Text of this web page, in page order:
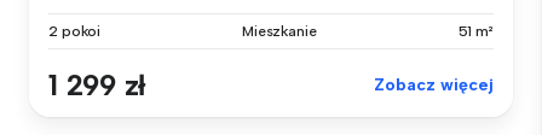
2 pokoi Mieszkanie 51 m²
1 299 zł Zobacz więcej